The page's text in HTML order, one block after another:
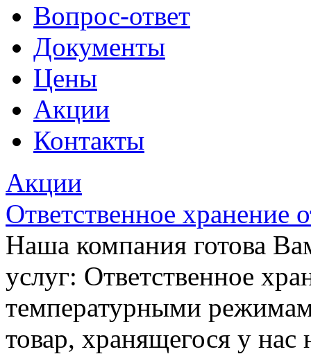
Вопрос-ответ
Документы
Цены
Акции
Контакты
Акции
Ответственное хранение
Наша компания готова
услуг: Ответственное
температурными
товар, хранящегося у